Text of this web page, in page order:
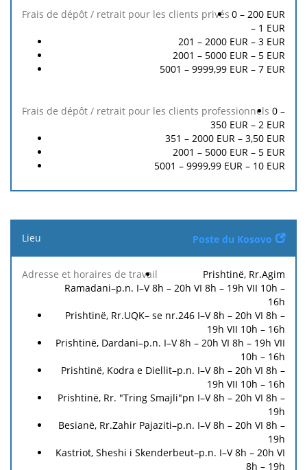
0 – 200 EUR
– 1 EUR
201 – 2000 EUR – 3 EUR
2001 – 5000 EUR – 5 EUR
5001 – 9999,99 EUR – 7 EUR
0 –
350 EUR – 2 EUR
351 – 2000 EUR – 3,50 EUR
2001 – 5000 EUR – 5 EUR
5001 – 9999,99 EUR – 10 EUR
Lieu
Adresse
de
Frais
retrait
Poste du Kosovo
Prishtinë, Rr.Agim
Ramadani–p.n. I–V 8h – 20h VI 8h – 19h VII 10h –
16h
Prishtinë, Rr.UQK– se nr.246 I–V 8h – 20h VI 8h –
19h VII 10h – 16h
Prishtinë, Dardani–p.n. I–V 8h – 20h VI 8h – 19h VII
10h – 16h
Prishtinë, Kodra e Diellit–p.n. I–V 8h – 20h VI 8h –
19h VII 10h – 16h
Prishtinë, Rr. "Tring Smajli"pn I–V 8h – 20h VI 8h –
19h
Besianë, Rr.Zahir Pajaziti–p.n. I–V 8h – 20h VI 8h –
19h
Kastriot, Sheshi i Skenderbeut–p.n. I–V 8h – 20h VI
8h – 19h